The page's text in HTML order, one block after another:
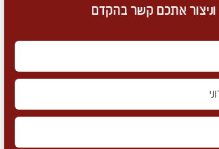
אתכם קשר בהקדם